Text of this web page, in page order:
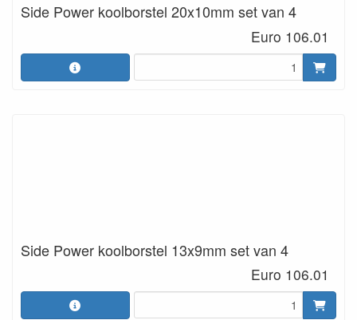
Side Power koolborstel 20x10mm set van 4
Euro 106.01
Side Power koolborstel 13x9mm set van 4
Euro 106.01